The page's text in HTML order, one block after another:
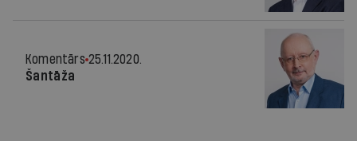
Komentārs 25.11.2020.
Šantāža